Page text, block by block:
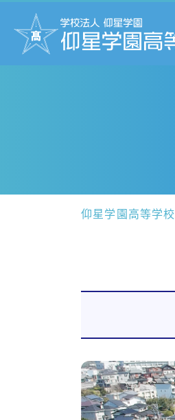
仰星学園高等学校